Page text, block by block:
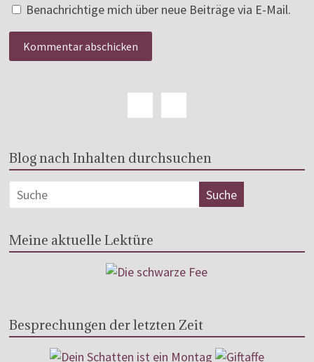
Benachrichtige mich über neue Beiträge via E-Mail.
Blog nach Inhalten durchsuchen
Meine aktuelle Lektüre
Besprechungen der letzten Zeit